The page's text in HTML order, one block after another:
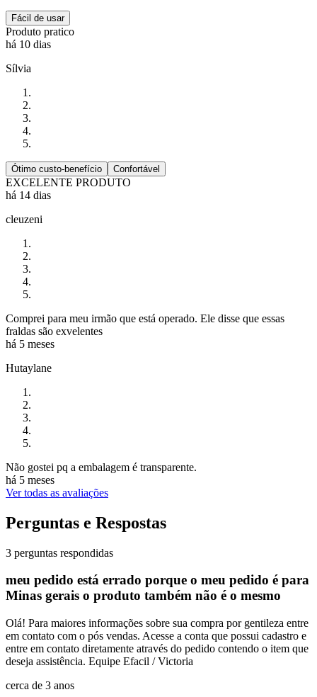
Fácil de usar
Produto pratico
há 10 dias
Sílvia
Ótimo custo-benefício Confortável
EXCELENTE PRODUTO
há 14 dias
cleuzeni
Comprei para meu irmão que está operado. Ele disse que essas
fraldas são exvelentes
há 5 meses
Hutaylane
Não gostei pq a embalagem é transparente.
há 5 meses
Ver todas as avaliações
Perguntas e Respostas
3 perguntas respondidas
meu pedido está errado porque o meu pedido é para
Minas gerais o produto também não é o mesmo
Olá! Para maiores informações sobre sua compra por gentileza entre
em contato com o pós vendas. Acesse a conta que possui cadastro e
entre em contato diretamente através do pedido contendo o item que
deseja assistência. Equipe Efacil / Victoria
cerca de 3 anos